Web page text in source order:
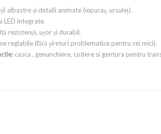
albastre și detalii animate (iepuraș, ursuleț).
LED integrate.
rezistență, ușor și durabil.
reglabile (fără șireturi problematice pentru cei mici).
casca , genunchiere, cotiere si gentura pentru